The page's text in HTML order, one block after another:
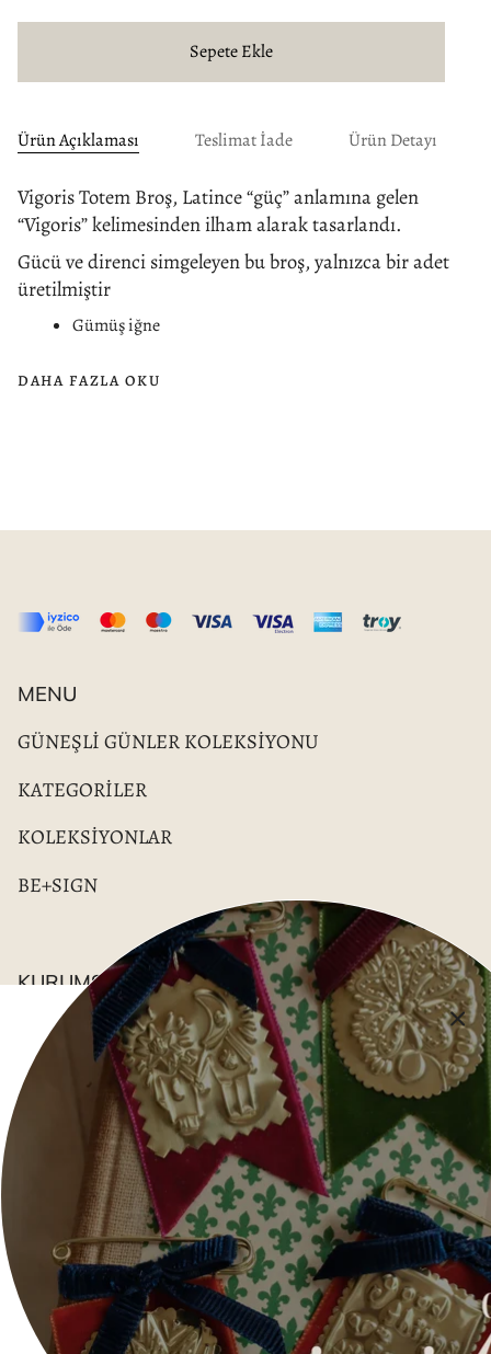
Sepete Ekle
Ürün Açıklaması Teslimat İade Ürün Detayı
Vigoris Totem Broş, Latince “güç” anlamına gelen
“Vigoris” kelimesinden ilham alarak tasarlandı.
Gücü ve direnci simgeleyen bu broş, yalnızca bir adet
üretilmiştir
Gümüş iğne
DAHA FAZLA OKU
MENU
GÜNEŞLİ GÜNLER KOLEKSİYONU
KATEGORİLER
KOLEKSİYONLAR
BE+SIGN
KURUMSAL
İade Politikası
Mesafeli Satış Sözleşmesi
Hizmet Şartları
Aydınlatma Metni
Gizlilik Beyanı
Wholesale
İletişim